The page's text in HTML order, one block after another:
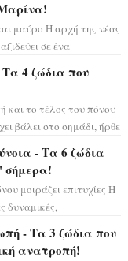
μαύρο Η αρχή της νέας
σε ένα
Τα 4 ζώδια που
και το τέλος του πόνου
βάλει στο σημάδι, ήρθε
- Τα 6 ζώδια
σήμερα!
μοιράζει επιτυχίες Η
δυναμικές,
- Τα 3 ζώδια που
ανατροπή!